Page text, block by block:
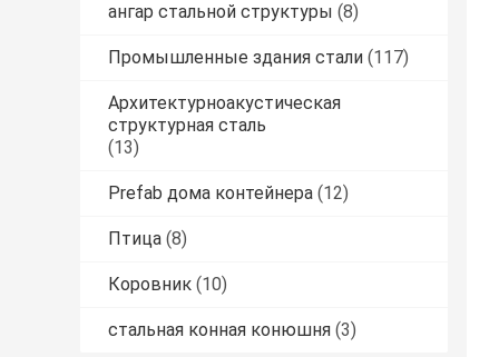
ангар стальной структуры (8)
Промышленные здания стали (117)
Архитектурноакустическая
структурная сталь
(13)
Prefab дома контейнера (12)
Птица (8)
Коровник (10)
стальная конная конюшня (3)